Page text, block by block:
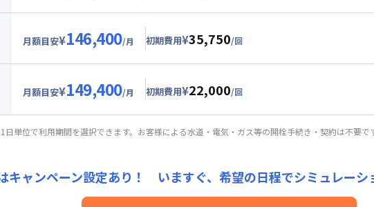
賃料：93,000円/月 (3,100円/日)
その他費用詳細料金
24,000円/月 (800円/日)
契約事務手数料： 5,000円/回（税抜）
月額目安¥146,400/月 初期費用¥35,750/回
賃料：96,000円/月 (3,200円/日)
その他費用詳細料金
初期費用詳細料金
契約事務手数料 ：5,000
月額目安¥149,400/月 初期費用¥22,000/回
賃料：99,000円/月 (3,300円/日)
清掃料：15,000円/回 (税抜)
単位で利用期間を選択できます。お客様による水道・電気・ガス等の開栓手続き・契約は不要です
キャンペーン設定あり！ いますぐ、 希望の日程でシミュレーシ